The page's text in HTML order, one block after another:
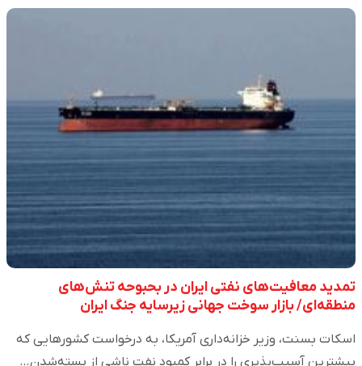
تمدید معافیت‌های نفتی ایران در بحبوحه تنش‌های
منطقه‌ای/ بازار سوخت جهانی زیرسایه جنگ ایران
اسکات بسنت، وزیر خزانه‌داری آمریکا، به درخواست کشور‌هایی که
بیشترین آسیب‌پذیری را در برابر کمبود نفت ناشی از بسته‌شدن…